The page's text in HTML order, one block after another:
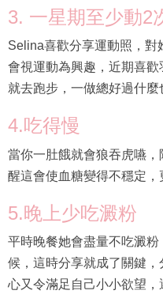
3. 一星期至少動2
Selina喜歡分享運動照，對
會視運動為興趣，近期喜
就去跑步，一做總好過什麼
4.吃得慢
當你一肚餓就會狼吞虎嚥
醒這會使血糖變得不穩定，
5.晚上少吃澱粉
平時晚餐她會盡量不吃澱
候，這時分享就成了關鍵
心又令滿足自己小小欲望